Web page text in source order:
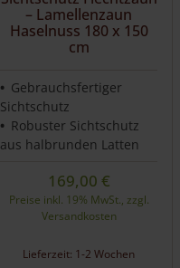
– Lamellenzaun
Haselnuss 180 x 150
cm
Gebrauchsfertiger
Sichtschutz
Robuster Sichtschutz
aus halbrunden Latten
169,00 €
Preise inkl. 19% MwSt., zzgl.
Versandkosten
Lieferzeit: 1-2 Wochen